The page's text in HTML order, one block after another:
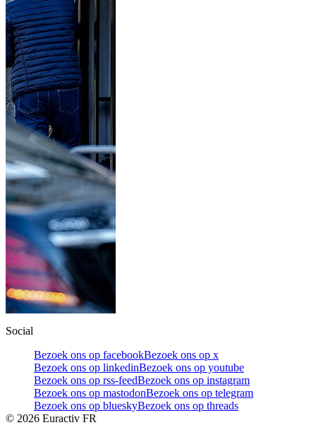
Social
Bezoek ons op facebookBezoek ons op x
Bezoek ons op linkedinBezoek ons op youtube
Bezoek ons op rss-feedBezoek ons op instagram
Bezoek ons op mastodonBezoek ons op telegram
Bezoek ons op blueskyBezoek ons op threads
© 2026 Euractiv FR